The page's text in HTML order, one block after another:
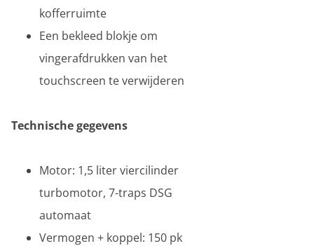
kofferruimte
Een bekleed blokje om
vingerafdrukken van het
touchscreen te verwijderen
Technische gegevens
Motor: 1,5 liter viercilinder
turbomotor, 7-traps DSG
automaat
Vermogen + koppel: 150 pk